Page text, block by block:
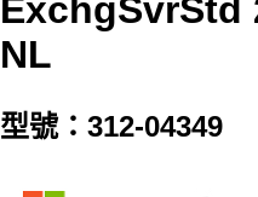
ExchgSvrStd
NL
型號：312-04349